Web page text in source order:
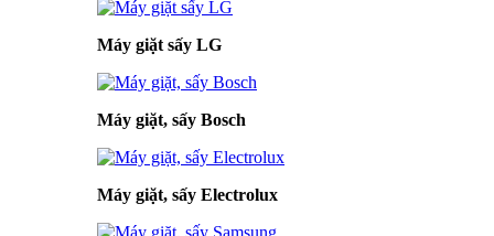
Máy giặt sấy LG
Máy giặt, sấy Bosch
Máy giặt, sấy Electrolux